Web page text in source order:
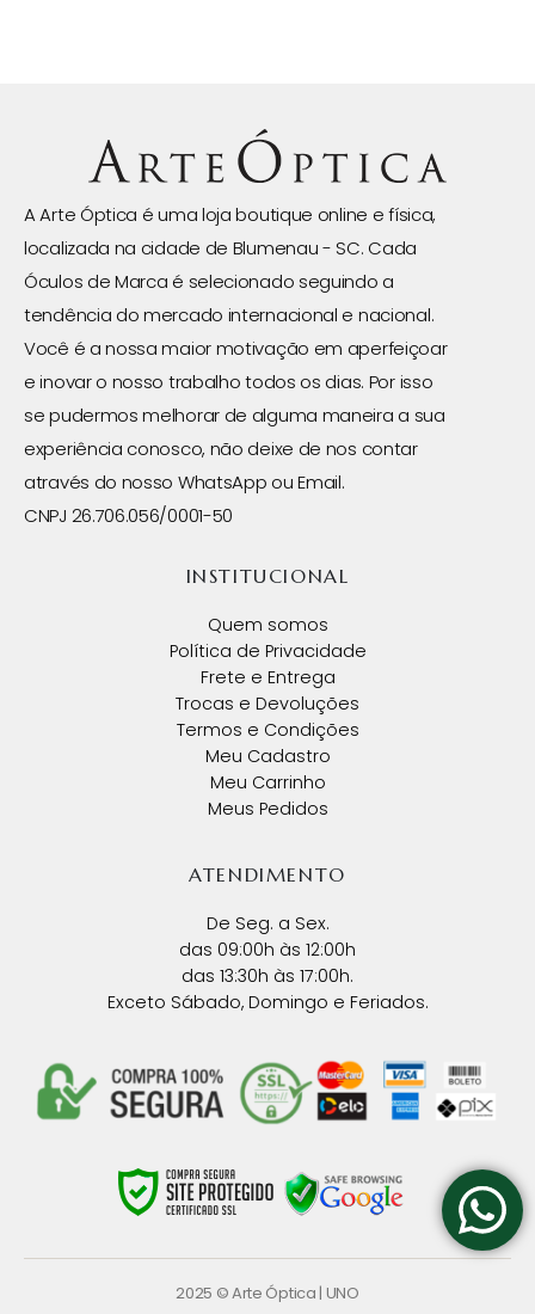
A Arte Óptica é uma loja boutique online e física,
localizada na cidade de Blumenau - SC. Cada
Óculos de Marca é selecionado seguindo a
tendência do mercado internacional e nacional.
Você é a nossa maior motivação em aperfeiçoar
e inovar o nosso trabalho todos os dias. Por isso
se pudermos melhorar de alguma maneira a sua
experiência conosco, não deixe de nos contar
através do nosso WhatsApp ou Email.
CNPJ 26.706.056/0001-50
INSTITUCIONAL
Quem somos
Política de Privacidade
Frete e Entrega
Trocas e Devoluções
Termos e Condições
Meu Cadastro
Meu Carrinho
Meus Pedidos
ATENDIMENTO
De Seg. a Sex.
das 09:00h às 12:00h
das 13:30h às 17:00h.
Exceto Sábado, Domingo e Feriados.
2025 © Arte Óptica | UNO